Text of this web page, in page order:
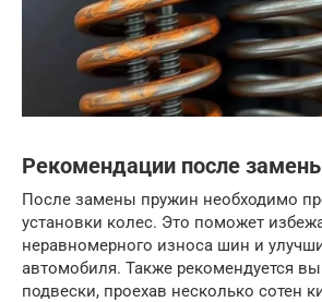
Рекомендации после
После замены пружин необходимо
установки колес. Это поможет
неравномерного износа шин и
автомобиля. Также рекомендуется
подвески, проехав несколько сотен